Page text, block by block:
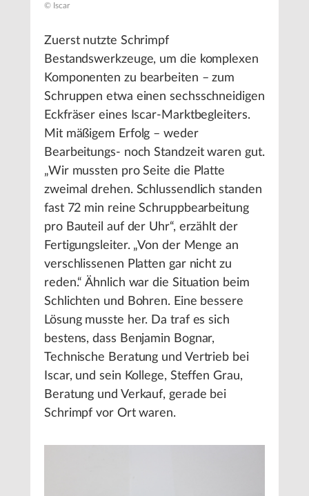
© Iscar
Zuerst nutzte Schrimpf
Bestandswerkzeuge, um die komplexen
Komponenten zu bearbeiten – zum
Schruppen etwa einen sechsschneidigen
Eckfräser eines Iscar-Marktbegleiters.
Mit mäßigem Erfolg – weder
Bearbeitungs- noch Standzeit waren gut.
„Wir mussten pro Seite die Platte
zweimal drehen. Schlussendlich standen
fast 72 min reine Schruppbearbeitung
pro Bauteil auf der Uhr“, erzählt der
Fertigungsleiter. „Von der Menge an
verschlissenen Platten gar nicht zu
reden.“ Ähnlich war die Situation beim
Schlichten und Bohren. Eine bessere
Lösung musste her. Da traf es sich
bestens, dass Benjamin Bognar,
Technische Beratung und Vertrieb bei
Iscar, und sein Kollege, Steffen Grau,
Beratung und Verkauf, gerade bei
Schrimpf vor Ort waren.